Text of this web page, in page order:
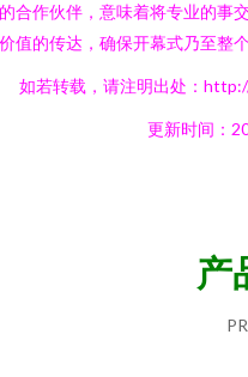
合作伙伴，意味着将专业的事
值的传达，确保开幕式乃至整
如若转载，请注明出处：
更新时间：
产